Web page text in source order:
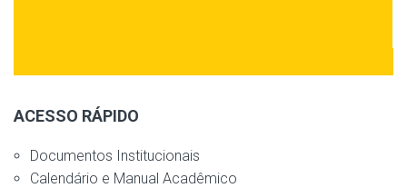
ACESSO RÁPIDO
Documentos Institucionais
Calendário e Manual Acadêmico